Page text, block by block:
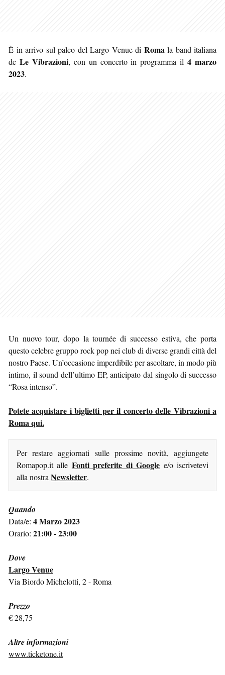
È in arrivo sul palco del Largo Venue di Roma la band italiana
de Le Vibrazioni, con un concerto in programma il4 marzo
2023.
Un nuovo tour, dopo la tournée di successo estiva, che porta
questo celebre gruppo rock pop nei club di diverse grandi città del
nostro Paese. Un’occasione imperdibile per ascoltare, in modo più
intimo, il sound dell’ultimo EP, anticipato dal singolo di successo
“Rosa intenso”.
Potete acquistare i biglietti per il concerto delle Vibrazioni a
Roma qui.
Per restare aggiornati sulle prossime novità, aggiungete
Romapop.it alle Fonti preferite di Google e/o iscrivetevi
alla nostra Newsletter.
Quando
Data/e: 4 Marzo 2023
Orario: 21:00 - 23:00
Dove
Largo Venue
Via Biordo Michelotti, 2 - Roma
Prezzo
€ 28,75
Altre informazioni
www.ticketone.it